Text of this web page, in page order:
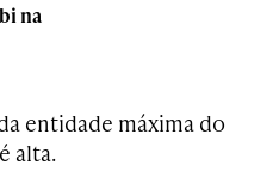
na
entidade máxima do
alta.